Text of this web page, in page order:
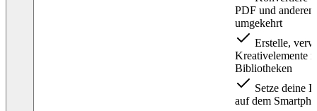
PDF und
umgekehrt
Erstelle,
Kreativelemente
Bibliotheken
Setze deine
auf dem